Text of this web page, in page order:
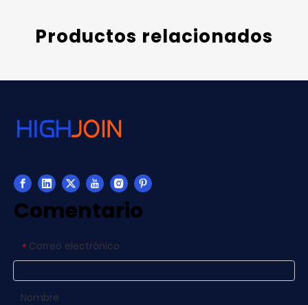
Productos relacionados
Comentario
* Correo electrónico
Nombre